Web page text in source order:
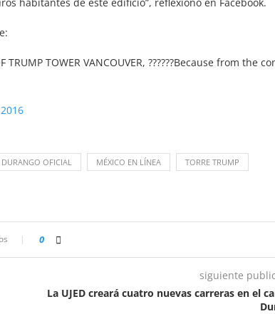
TRUMP TOWER VANCOUVER, ??????Because from the
DURANGO OFICIAL MÉXICO EN LÍNEA TORRE TRUMP
0
siguiente
La UJED creará cuatro nuevas carreras en el